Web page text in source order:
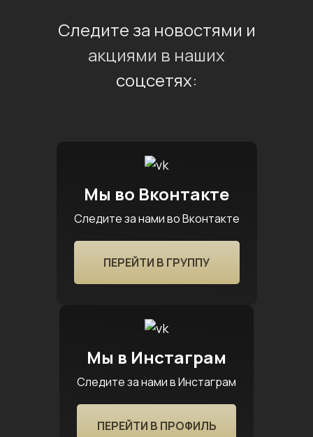
Следите за новостями и
акциями в наших
соцсетях:
Мы во Вконтакте
Следите за нами во Вконтакте
ПЕРЕЙТИ В ГРУППУ
Мы в Инстаграм
Следите за нами в Инстаграм
ПЕРЕЙТИ В ПРОФИЛЬ